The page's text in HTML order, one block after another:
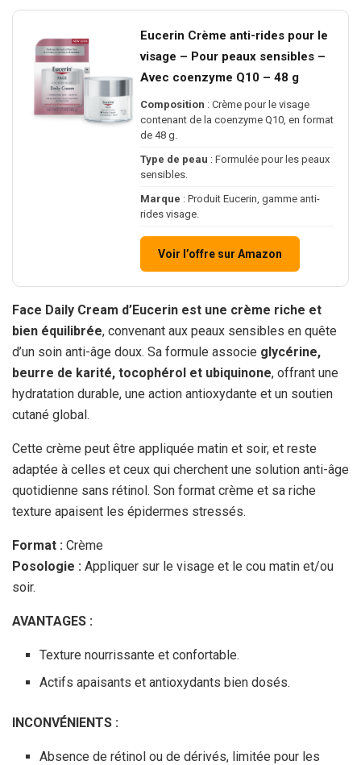
Eucerin Crème anti-rides pour le
visage – Pour peaux sensibles –
Avec coenzyme Q10 – 48 g
Composition : Crème pour le visage
contenant de la coenzyme Q10, en format
de 48 g.
Type de peau : Formulée pour les peaux
sensibles.
Marque : Produit Eucerin, gamme anti-
rides visage.
Voir l’offre sur Amazon
Face Daily Cream d’Eucerin est une crème riche et
bien équilibrée, convenant aux peaux sensibles en quête
d’un soin anti-âge doux. Sa formule associe glycérine,
beurre de karité, tocophérol et ubiquinone, offrant une
hydratation durable, une action antioxydante et un soutien
cutané global.
Cette crème peut être appliquée matin et soir, et reste
adaptée à celles et ceux qui cherchent une solution anti-âge
quotidienne sans rétinol. Son format crème et sa riche
texture apaisent les épidermes stressés.
Format : Crème
Posologie : Appliquer sur le visage et le cou matin et/ou
soir.
AVANTAGES :
Texture nourrissante et confortable.
Actifs apaisants et antioxydants bien dosés.
INCONVÉNIENTS :
Absence de rétinol ou de dérivés, limitée pour les